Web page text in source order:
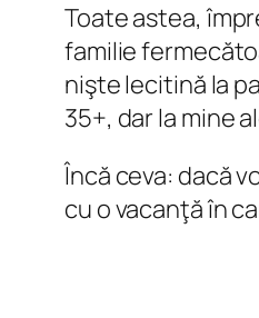
Toate astea,
familie
nişte lecitină la
35+, dar la mine
Încă ceva: dacă
cu o vacanţă în